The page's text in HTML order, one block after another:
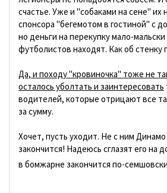
счастье. Уже и "собаками на сене" их
спонсора "бегемотом в гостиной" с
но деньги на перекупку мало-
футболистов находят. Как об стенку
Да, и походу "кровиночка" тоже не
осталось уболтать и заинтересовать
водителей, которые отрицают все
за сумму.
Хочет, пусть уходит. Не с ним
закончится! Надеюсь сглазят его на
в бомжарне закончится по-